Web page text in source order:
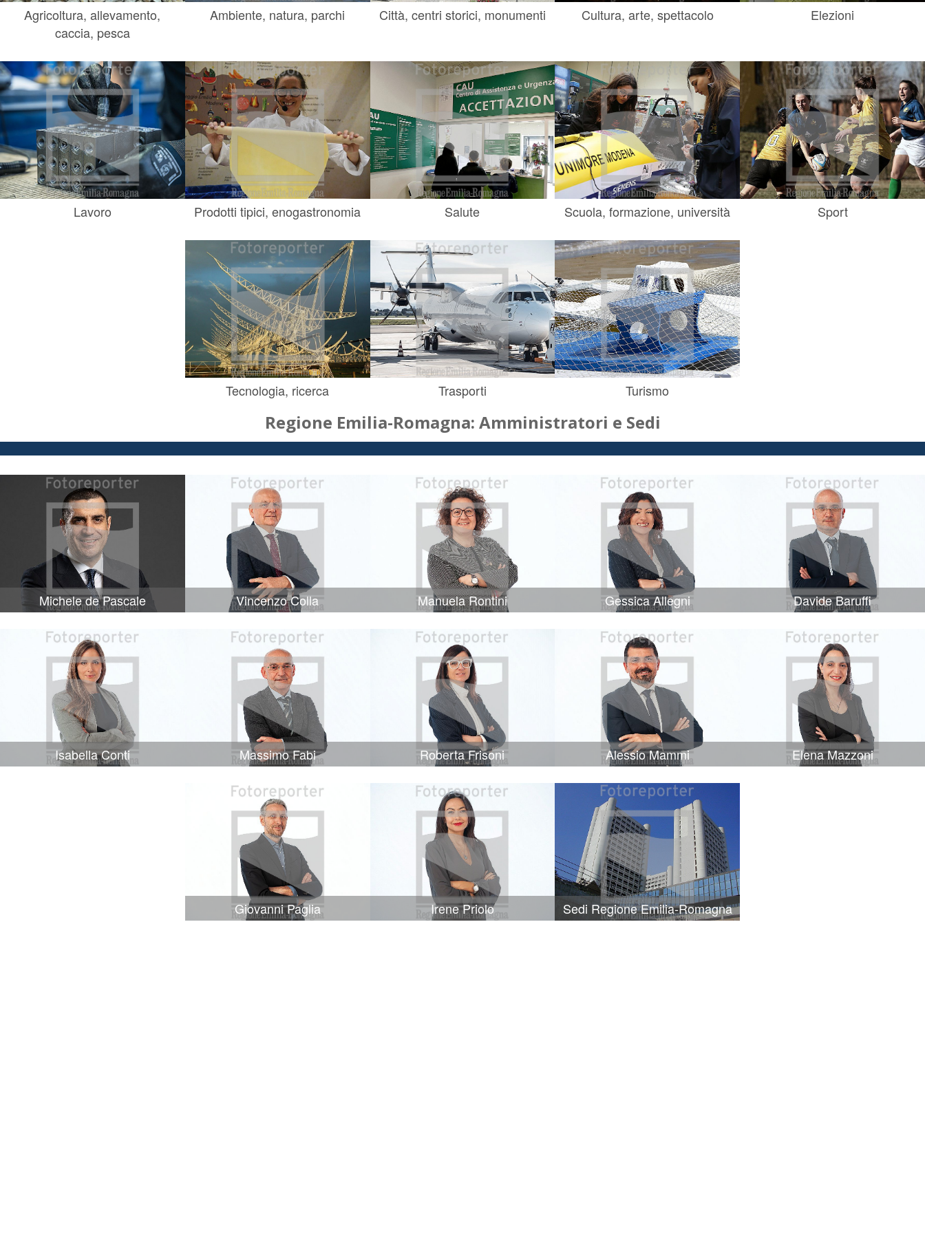
Agricoltura, allevamento,
caccia, pesca
Ambiente, natura, parchi Città, centri storici, monumenti Cultura, arte, spettacolo Elezioni
Lavoro Prodotti tipici, enogastronomia Salute Scuola, formazione, università Sport
Tecnologia, ricerca Trasporti Turismo
Regione Emilia-Romagna: Amministratori e Sedi
Michele de Pascale Vincenzo Colla Manuela Rontini Gessica Allegni Davide Baruffi
Isabella Conti Massimo Fabi Roberta Frisoni Alessio Mammi Elena Mazzoni
Giovanni Paglia Irene Priolo Sedi Regione Emilia-Romagna